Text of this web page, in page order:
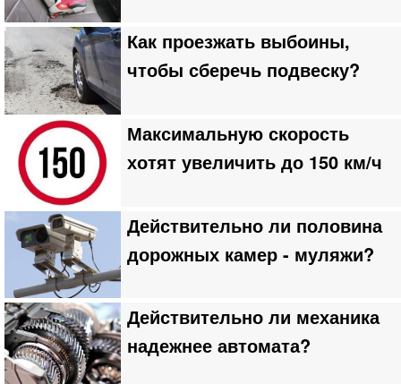
Как проезжать выбоины,
чтобы сберечь подвеску?
Максимальную скорость
хотят увеличить до 150 км/ч
Действительно ли половина
дорожных камер - муляжи?
Действительно ли механика
надежнее автомата?